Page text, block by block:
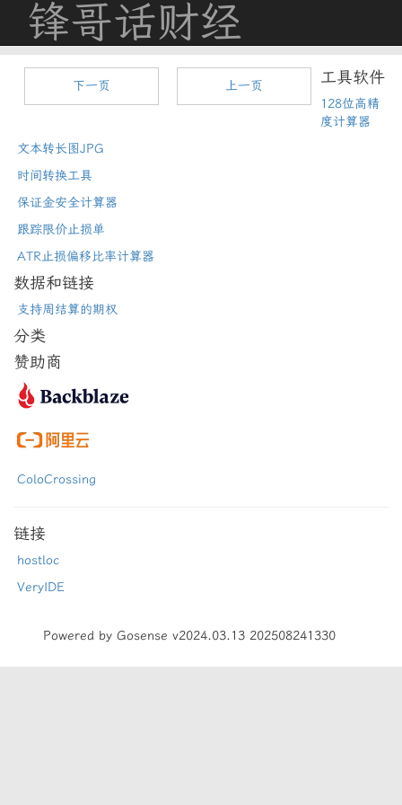
锋哥话财经
下一页 上一页 工具软件
128位高精
度计算器
文本转长图JPG
时间转换工具
保证金安全计算器
跟踪限价止损单
ATR止损偏移比率计算器
数据和链接
支持周结算的期权
分类
赞助商
ColoCrossing
链接
hostloc
VeryIDE
Powered by Gosense v2024.03.13 202508241330